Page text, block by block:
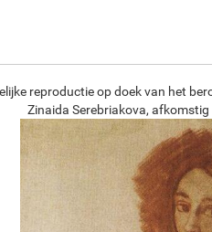
reproductie op doek van het
Zinaida Serebriakova,